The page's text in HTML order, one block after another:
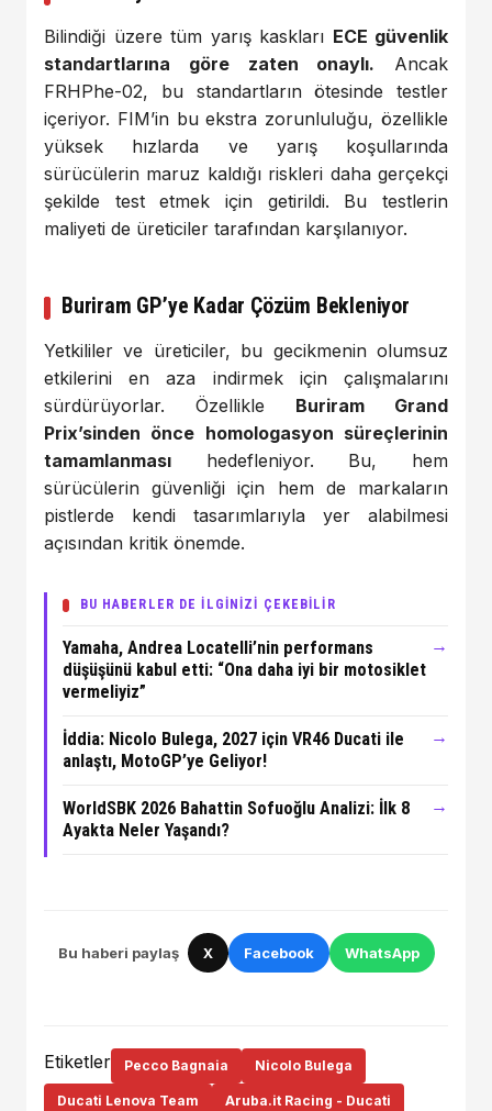
Bilindiği üzere tüm yarış kaskları ECE güvenlik
standartlarına göre zaten onaylı. Ancak
FRHPhe-02, bu standartların ötesinde testler
içeriyor. FIM’in bu ekstra zorunluluğu, özellikle
yüksek hızlarda ve yarış koşullarında
sürücülerin maruz kaldığı riskleri daha gerçekçi
şekilde test etmek için getirildi. Bu testlerin
maliyeti de üreticiler tarafından karşılanıyor.
Buriram GP’ye Kadar Çözüm Bekleniyor
Yetkililer ve üreticiler, bu gecikmenin olumsuz
etkilerini en aza indirmek için çalışmalarını
sürdürüyorlar. Özellikle Buriram Grand
Prix’sinden önce homologasyon süreçlerinin
tamamlanması hedefleniyor. Bu, hem
sürücülerin güvenliği için hem de markaların
pistlerde kendi tasarımlarıyla yer alabilmesi
açısından kritik önemde.
BU HABERLER DE İLGİNİZİ ÇEKEBİLİR
Yamaha, Andrea Locatelli’nin performans
düşüşünü kabul etti: “Ona daha iyi bir motosiklet
vermeliyiz”
→
İddia: Nicolo Bulega, 2027 için VR46 Ducati ile
anlaştı, MotoGP’ye Geliyor!
→
WorldSBK 2026 Bahattin Sofuoğlu Analizi: İlk 8
Ayakta Neler Yaşandı?
→
Bu haberi paylaş X Facebook WhatsApp
Etiketler Pecco Bagnaia Nicolo Bulega
Ducati Lenova Team Aruba.it Racing - Ducati